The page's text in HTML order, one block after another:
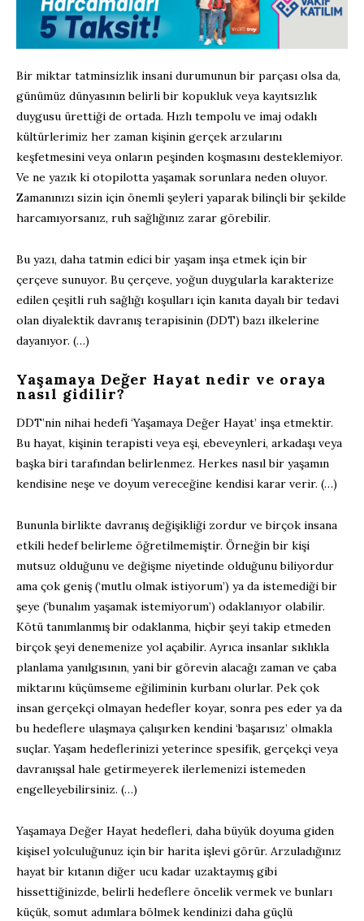
Bir miktar tatminsizlik insani durumunun bir parçası olsa da,
günümüz dünyasının belirli bir kopukluk veya kayıtsızlık
duygusu ürettiği de ortada. Hızlı tempolu ve imaj odaklı
kültürlerimiz her zaman kişinin gerçek arzularını
keşfetmesini veya onların peşinden koşmasını desteklemiyor.
Ve ne yazık ki otopilotta yaşamak sorunlara neden oluyor.
Zamanınızı sizin için önemli şeyleri yaparak bilinçli bir şekilde
harcamıyorsanız, ruh sağlığınız zarar görebilir.
Bu yazı, daha tatmin edici bir yaşam inşa etmek için bir
çerçeve sunuyor. Bu çerçeve, yoğun duygularla karakterize
edilen çeşitli ruh sağlığı koşulları için kanıta dayalı bir tedavi
olan diyalektik davranış terapisinin (DDT) bazı ilkelerine
dayanıyor. (…)
Yaşamaya Değer Hayat nedir ve oraya
nasıl gidilir?
DDT’nin nihai hedefi ‘Yaşamaya Değer Hayat’ inşa etmektir.
Bu hayat, kişinin terapisti veya eşi, ebeveynleri, arkadaşı veya
başka biri tarafından belirlenmez. Herkes nasıl bir yaşamın
kendisine neşe ve doyum vereceğine kendisi karar verir. (…)
Bununla birlikte davranış değişikliği zordur ve birçok insana
etkili hedef belirleme öğretilmemiştir. Örneğin bir kişi
mutsuz olduğunu ve değişme niyetinde olduğunu biliyordur
ama çok geniş (‘mutlu olmak istiyorum’) ya da istemediği bir
şeye (‘bunalım yaşamak istemiyorum’) odaklanıyor olabilir.
Kötü tanımlanmış bir odaklanma, hiçbir şeyi takip etmeden
birçok şeyi denemenize yol açabilir. Ayrıca insanlar sıklıkla
planlama yanılgısının, yani bir görevin alacağı zaman ve çaba
miktarını küçümseme eğiliminin kurbanı olurlar. Pek çok
insan gerçekçi olmayan hedefler koyar, sonra pes eder ya da
bu hedeflere ulaşmaya çalışırken kendini ‘başarısız’ olmakla
suçlar. Yaşam hedeflerinizi yeterince spesifik, gerçekçi veya
davranışsal hale getirmeyerek ilerlemenizi istemeden
engelleyebilirsiniz. (…)
Yaşamaya Değer Hayat hedefleri, daha büyük doyuma giden
kişisel yolculuğunuz için bir harita işlevi görür. Arzuladığınız
hayat bir kıtanın diğer ucu kadar uzaktaymış gibi
hissettiğinizde, belirli hedeflere öncelik vermek ve bunları
küçük, somut adımlara bölmek kendinizi daha güçlü